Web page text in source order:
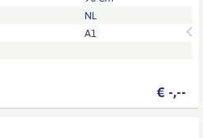
NL
A1
€ -,--